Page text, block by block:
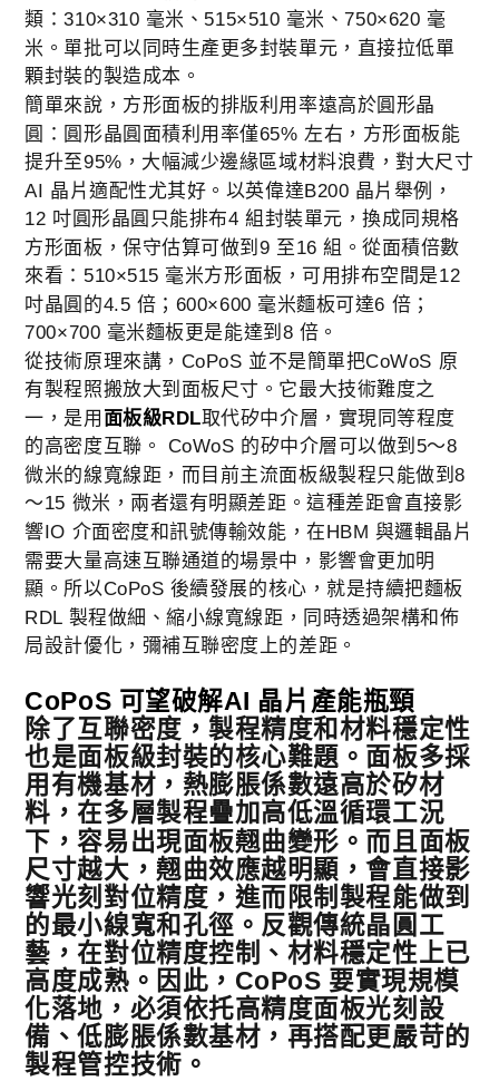
類：310×310 毫米、515×510 毫米、750×620 毫
米。單批可以同時生產更多封裝單元，直接拉低單
顆封裝的製造成本。
簡單來說，方形面板的排版利用率遠高於圓形晶
圓：圓形晶圓面積利用率僅65% 左右，方形面板能
提升至95%，大幅減少邊緣區域材料浪費，對大尺寸
AI 晶片適配性尤其好。以英偉達B200 晶片舉例，
12 吋圓形晶圓只能排布4 組封裝單元，換成同規格
方形面板，保守估算可做到9 至16 組。從面積倍數
來看：510×515 毫米方形面板，可用排布空間是12
吋晶圓的4.5 倍；600×600 毫米麵板可達6 倍；
700×700 毫米麵板更是能達到8 倍。
從技術原理來講，CoPoS 並不是簡單把CoWoS 原
有製程照搬放大到面板尺寸。它最大技術難度之
一，是用 面板級RDL取代矽中介層，實現同等程度
的高密度互聯。 CoWoS 的矽中介層可以做到5～8
微米的線寬線距，而目前主流面板級製程只能做到8
～15 微米，兩者還有明顯差距。這種差距會直接影
響IO 介面密度和訊號傳輸效能，在HBM 與邏輯晶片
需要大量高速互聯通道的場景中，影響會更加明
顯。所以CoPoS 後續發展的核心，就是持續把麵板
RDL 製程做細、縮小線寬線距，同時透過架構和佈
局設計優化，彌補互聯密度上的差距。
CoPoS 可望破解AI 晶片產能瓶頸
除了互聯密度，製程精度和材料穩定性
也是面板級封裝的核心難題。面板多採
用有機基材，熱膨脹係數遠高於矽材
料，在多層製程疊加高低溫循環工況
下，容易出現面板翹曲變形。而且面板
尺寸越大，翹曲效應越明顯，會直接影
響光刻對位精度，進而限制製程能做到
的最小線寬和孔徑。反觀傳統晶圓工
藝，在對位精度控制、材料穩定性上已
高度成熟。因此，CoPoS 要實現規模
化落地，必須依托高精度面板光刻設
備、低膨脹係數基材，再搭配更嚴苛的
製程管控技術。